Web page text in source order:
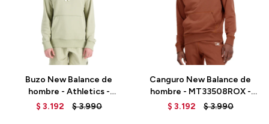
Buzo New Balance de
hombre - Athletics -
MT33508FUG - GREEN
$ 3.192 $3.990
Canguro New Balance de
hombre - MT33508ROX -
BROWN
$ 3.192 $3.990